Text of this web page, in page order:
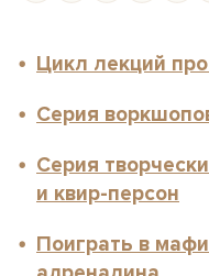
Цикл лекций
Серия
Серия
и квир-персон
Поиграть в